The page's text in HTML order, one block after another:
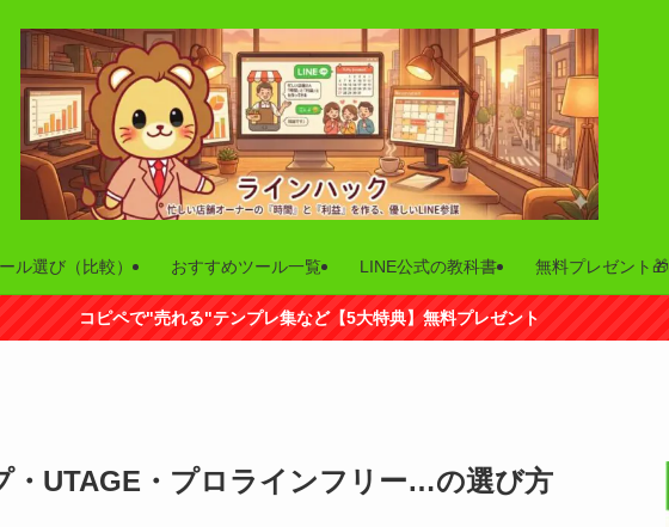
ル選び（比較） おすすめツール一覧 LINE公式の教科書 無料プレゼント🎁
コピペで"売れる"テンプレ集など【5大特典】無料プレゼント
・UTAGE・プロラインフリー…の選び方